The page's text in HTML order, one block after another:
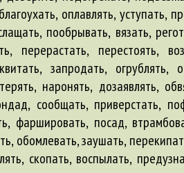
оплавлять, уступать,
пообрывать, вязать,
перерастать, перестоять,
запродать, огрублять,
наронять, дозаявлять,
сообщать, приверстать,
фаршировать, посад,
обомлевать, заушать,
скопать, воспылать,